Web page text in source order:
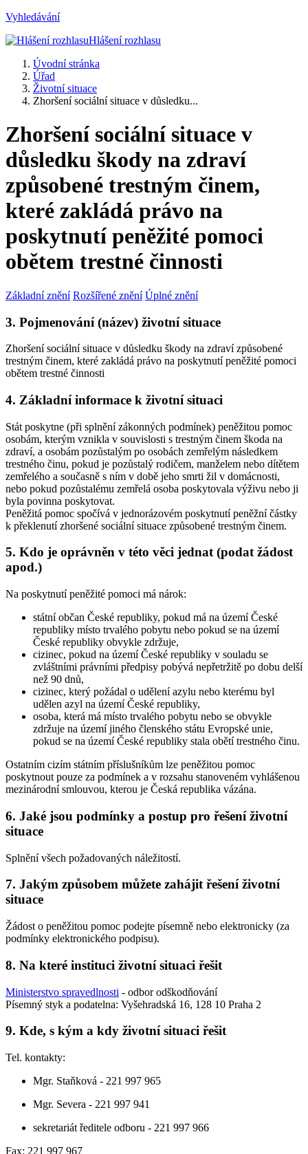
Vyhledávání
Hlášení rozhlasu
Úvodní stránka
Úřad
Životní situace
Zhoršení sociální situace v důsledku...
Zhoršení sociální situace v
důsledku škody na zdraví
způsobené trestným činem,
které zakládá právo na
poskytnutí peněžité pomoci
obětem trestné činnosti
Základní znění Rozšířené znění Úplné znění
3. Pojmenování (název) životní situace
Zhoršení sociální situace v důsledku škody na zdraví způsobené
trestným činem, které zakládá právo na poskytnutí peněžité pomoci
obětem trestné činnosti
4. Základní informace k životní situaci
Stát poskytne (při splnění zákonných podmínek) peněžitou pomoc
osobám, kterým vznikla v souvislosti s trestným činem škoda na
zdraví, a osobám pozůstalým po osobách zemřelým následkem
trestného činu, pokud je pozůstalý rodičem, manželem nebo dítětem
zemřelého a současně s ním v době jeho smrti žil v domácnosti,
nebo pokud pozůstalému zemřelá osoba poskytovala výživu nebo ji
byla povinna poskytovat.
Peněžitá pomoc spočívá v jednorázovém poskytnutí peněžní částky
k překlenutí zhoršené sociální situace způsobené trestným činem.
5. Kdo je oprávněn v této věci jednat (podat žádost
apod.)
Na poskytnutí peněžité pomoci má nárok:
státní občan České republiky, pokud má na území České
republiky místo trvalého pobytu nebo pokud se na území
České republiky obvykle zdržuje,
cizinec, pokud na území České republiky v souladu se
zvláštními právními předpisy pobývá nepřetržitě po dobu delší
než 90 dnů,
cizinec, který požádal o udělení azylu nebo kterému byl
udělen azyl na území České republiky,
osoba, která má místo trvalého pobytu nebo se obvykle
zdržuje na území jiného členského státu Evropské unie,
pokud se na území České republiky stala obětí trestného činu.
Ostatním cizím státním příslušníkům lze peněžitou pomoc
poskytnout pouze za podmínek a v rozsahu stanoveném vyhlášenou
mezinárodní smlouvou, kterou je Česká republika vázána.
6. Jaké jsou podmínky a postup pro řešení životní
situace
Splnění všech požadovaných náležitostí.
7. Jakým způsobem můžete zahájit řešení životní
situace
Žádost o peněžitou pomoc podejte písemně nebo elektronicky (za
podmínky elektronického podpisu).
8. Na které instituci životní situaci řešit
Ministerstvo spravedlnosti - odbor odškodňování
Písemný styk a podatelna: Vyšehradská 16, 128 10 Praha 2
9. Kde, s kým a kdy životní situaci řešit
Tel. kontakty:
Mgr. Staňková - 221 997 965
Mgr. Severa - 221 997 941
sekretariát ředitele odboru - 221 997 966
Fax: 221 997 967